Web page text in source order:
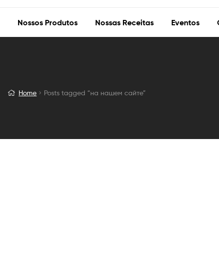
Nossos Produtos Nossas Receitas Eventos
Home Posts tagged “на нашем сайте”